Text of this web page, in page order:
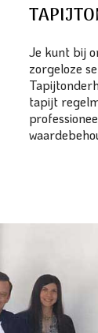
Je kunt bij
zorgeloze
tapijt